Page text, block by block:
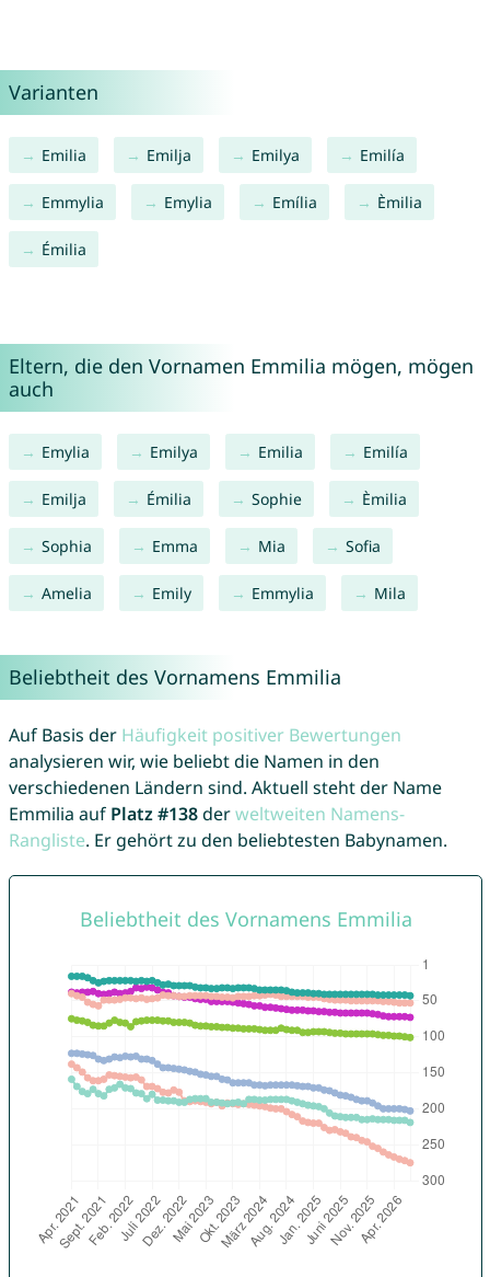
Varianten
Emilia Emilja Emilya Emilía
Emmylia Emylia Emília Èmilia
Émilia
Eltern, die den Vornamen Emmilia mögen, mögen
auch
Emylia Emilya Emilia Emilía
Emilja Émilia Sophie Èmilia
Sophia Emma Mia Sofia
Amelia Emily Emmylia Mila
Beliebtheit des Vornamens Emmilia
Auf Basis der Häufigkeit positiver Bewertungen
analysieren wir, wie beliebt die Namen in den
verschiedenen Ländern sind. Aktuell steht der Name
Emmilia auf Platz #138derweltweiten Namens-
Rangliste. Er gehört zu den beliebtesten Babynamen.